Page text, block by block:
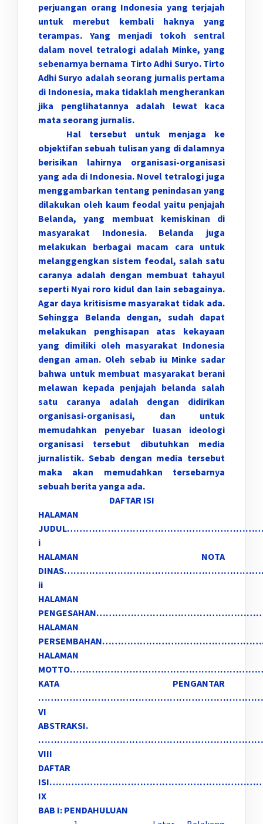
perjuangan orang Indonesia yang terjajah
untuk merebut kembali haknya yang
terampas. Yang menjadi tokoh sentral
dalam novel tetralogi adalah Minke, yang
sebenarnya bernama Tirto Adhi Suryo. Tirto
Adhi Suryo adalah seorang jurnalis pertama
di Indonesia, maka tidaklah mengherankan
jika penglihatannya adalah lewat kaca
mata seorang jurnalis.
Hal tersebut untuk menjaga ke
objektifan sebuah tulisan yang di dalamnya
berisikan lahirnya organisasi-organisasi
yang ada di Indonesia. Novel tetralogi juga
menggambarkan tentang penindasan yang
dilakukan oleh kaum feodal yaitu penjajah
Belanda, yang membuat kemiskinan di
masyarakat Indonesia. Belanda juga
melakukan berbagai macam cara untuk
melanggengkan sistem feodal, salah satu
caranya adalah dengan membuat tahayul
seperti Nyai roro kidul dan lain sebagainya.
Agar daya kritisisme masyarakat tidak ada.
Sehingga Belanda dengan, sudah dapat
melakukan penghisapan atas kekayaan
yang dimiliki oleh masyarakat Indonesia
dengan aman. Oleh sebab iu Minke sadar
bahwa untuk membuat masyarakat berani
melawan kepada penjajah belanda salah
satu caranya adalah dengan didirikan
organisasi-organisasi, dan untuk
memudahkan penyebar luasan ideologi
organisasi tersebut dibutuhkan media
jurnalistik. Sebab dengan media tersebut
maka akan memudahkan tersebarnya
sebuah berita yanga ada.
DAFTAR ISI
HALAMAN
i
HALAMAN NOTA
ii
HALAMAN
HALAMAN
HALAMAN
KATA PENGANTAR
VI
ABSTRAKSI.
VIII
DAFTAR
IX
BAB I: PENDAHULUAN